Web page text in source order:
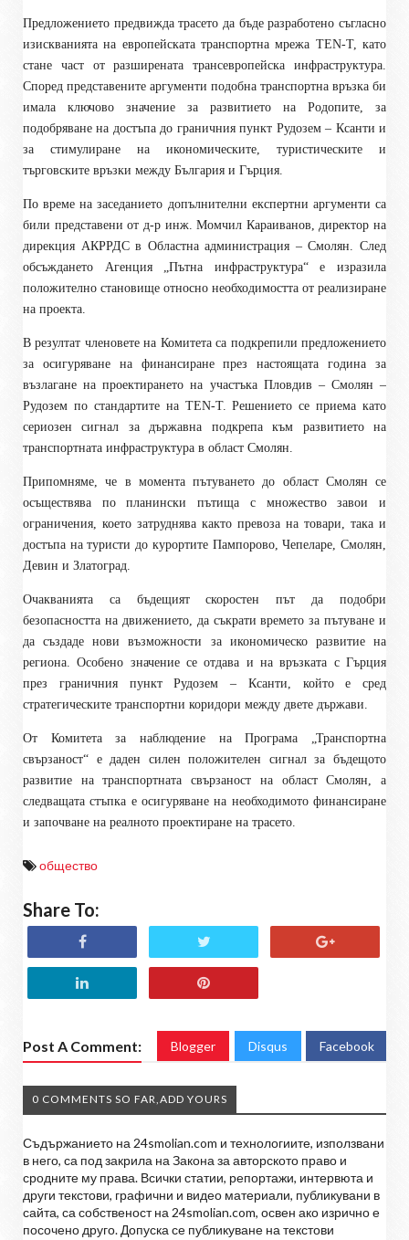
Предложението предвижда трасето да бъде разработено съгласно
изискванията на европейската транспортна мрежа TEN-T, като
стане част от разширената трансевропейска инфраструктура.
Според представените аргументи подобна транспортна връзка би
имала ключово значение за развитието на Родопите, за
подобряване на достъпа до граничния пункт Рудозем – Ксанти и
за стимулиране на икономическите, туристическите и
търговските връзки между България и Гърция.
По време на заседанието допълнителни експертни аргументи са
били представени от д-р инж. Момчил Караиванов, директор на
дирекция АКРРДС в Областна администрация – Смолян. След
обсъждането Агенция „Пътна инфраструктура“ е изразила
положително становище относно необходимостта от реализиране
на проекта.
В резултат членовете на Комитета са подкрепили предложението
за осигуряване на финансиране през настоящата година за
възлагане на проектирането на участъка Пловдив – Смолян –
Рудозем по стандартите на TEN-T. Решението се приема като
сериозен сигнал за държавна подкрепа към развитието на
транспортната инфраструктура в област Смолян.
Припомняме, че в момента пътуването до област Смолян се
осъществява по планински пътища с множество завои и
ограничения, което затруднява както превоза на товари, така и
достъпа на туристи до курортите Пампорово, Чепеларе, Смолян,
Девин и Златоград.
Очакванията са бъдещият скоростен път да подобри
безопасността на движението, да съкрати времето за пътуване и
да създаде нови възможности за икономическо развитие на
региона. Особено значение се отдава и на връзката с Гърция
през граничния пункт Рудозем – Ксанти, който е сред
стратегическите транспортни коридори между двете държави.
От Комитета за наблюдение на Програма „Транспортна
свързаност“ е даден силен положителен сигнал за бъдещото
развитие на транспортната свързаност на област Смолян, а
следващата стъпка е осигуряване на необходимото финансиране
и започване на реалното проектиране на трасето.
общество
Share To:
Post A Comment: Blogger Disqus Facebook
0 COMMENTS SO FAR,ADD YOURS
Съдържанието на 24smolian.com и технологиите, използвани
в него, са под закрила на Закона за авторското право и
сродните му права. Всички статии, репортажи, интервюта и
други текстови, графични и видео материали, публикувани в
сайта, са собственост на 24smolian.com, освен ако изрично е
посочено друго. Допуска се публикуване на текстови